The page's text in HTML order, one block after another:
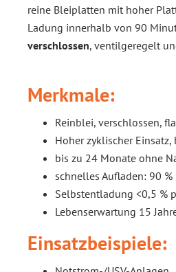
reine Bleiplatten mit hoher
Ladung innerhalb von 90
verschlossen, ventilgeregelt
Merkmale:
Reinblei, verschlossen,
Hoher zyklischer
bis zu 24 Monate ohne
schnelles Aufladen: 90
Selbstentladung <0,5 %
Lebenserwartung 15
Einsatzbeispiele: